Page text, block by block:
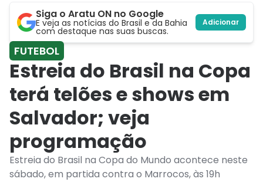
Siga o Aratu ON no Google
E veja as notícias do Brasil e da Bahia
com destaque nas suas buscas.
Adicionar
FUTEBOL
Estreia do Brasil na Copa
terá telões e shows em
Salvador; veja
programação
Estreia do Brasil na Copa do Mundo acontece neste
sábado, em partida contra o Marrocos, às 19h